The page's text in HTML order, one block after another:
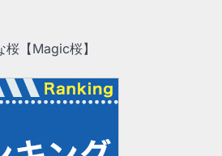
【Magic桜】